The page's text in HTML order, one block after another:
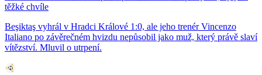
těžké chvíle
Beşiktaş vyhrál v Hradci Králové 1:0, ale jeho trenér Vincenzo
Italiano po závěrečném hvizdu nepůsobil jako muž, který právě slaví
vítězství. Mluvil o utrpení.